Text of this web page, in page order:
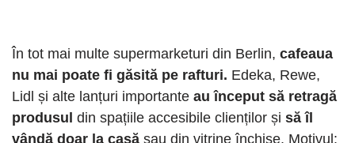
În tot mai multe supermarketuri din Berlin, cafeaua
nu mai poate fi găsită pe rafturi. Edeka, Rewe,
Lidl și alte lanțuri importante au început să retragă
produsul din spațiile accesibile clienților și să îl
vândă doar la casă sau din vitrine închise. Motivul: